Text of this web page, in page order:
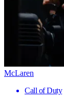
McLaren
Call of Duty